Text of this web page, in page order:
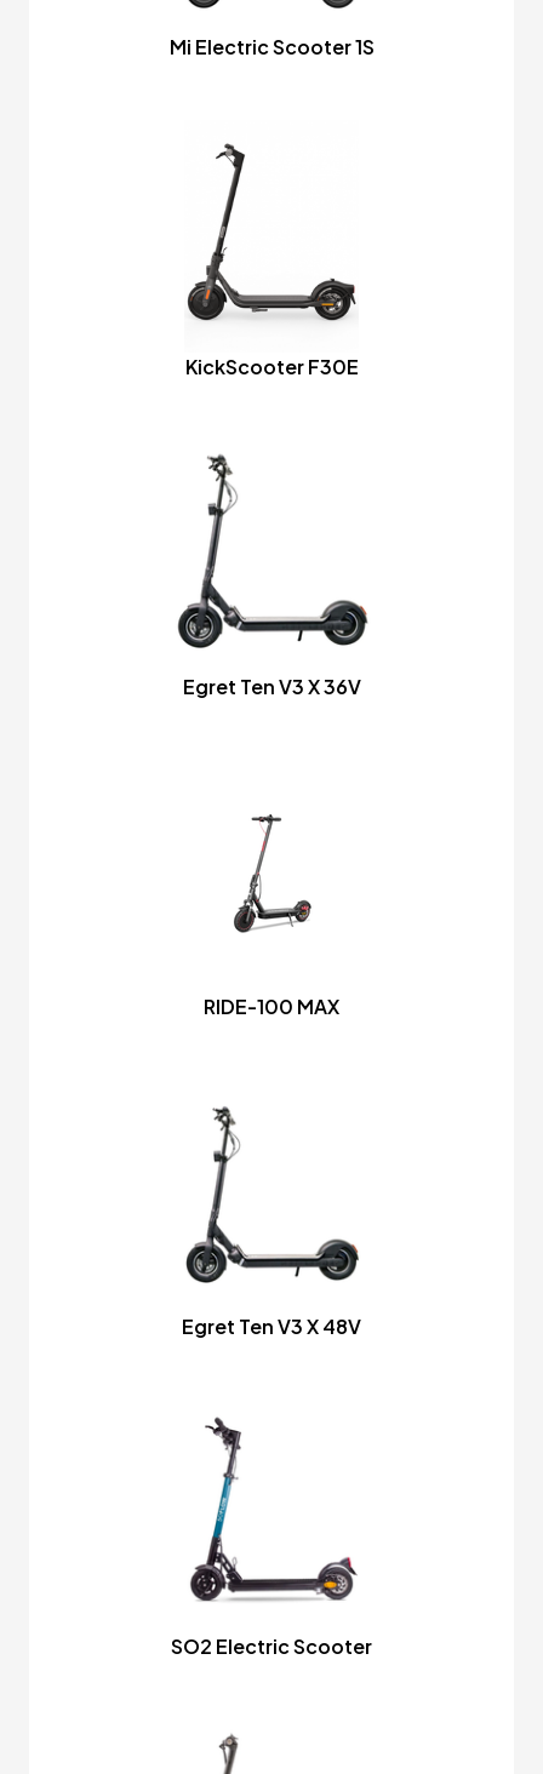
Mi Electric Scooter 1S
KickScooter F30E
Egret Ten V3 X 36V
RIDE-100 MAX
Egret Ten V3 X 48V
SO2 Electric Scooter